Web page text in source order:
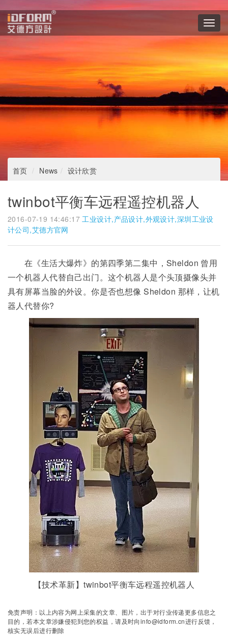
首页 News 设计欣赏
twinbot平衡车远程遥控机器人
2016-07-19 14:46:17 工业设计,产品设计,外观设计,深圳工业设
计公司,艾德方官网
在《生活大爆炸》的第四季第二集中，Sheldon 曾用
一个机器人代替自己出门。这个机器人是个头顶摄像头并
具有屏幕当脸的外设。你是否也想像 Sheldon 那样，让机
器人代替你?
【技术革新】twinbot平衡车远程遥控机器人
免责声明：以上内容为网上采集的文章、图片，出于对行业传递更多信息之
目的，若本文章涉嫌侵犯到您的权益，请及时向info@idform.cn进行反馈，
核实无误后进行删除